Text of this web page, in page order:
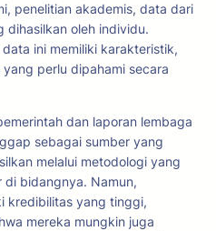
penelitian akademis, data dari
dihasilkan oleh individu.
ini memiliki karakteristik,
perlu dipahami secara
dan laporan lembaga
sebagai sumber yang
melalui metodologi yang
bidangnya. Namun,
kredibilitas yang tinggi,
mereka mungkin juga